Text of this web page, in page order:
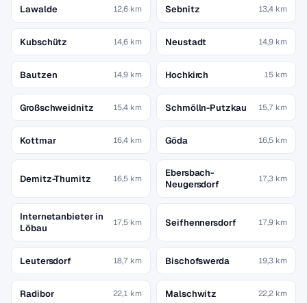
Lawalde 12,6 km Sebnitz 13,4 km
Kubschütz 14,6 km Neustadt 14,9 km
Bautzen 14,9 km Hochkirch 15 km
Großschweidnitz 15,4 km Schmölln-Putzkau 15,7 km
Kottmar 16,4 km Göda 16,5 km
Demitz-Thumitz 16,5 km
Ebersbach-
Neugersdorf
17,3 km
Internetanbieter in
Löbau
17,5 km Seifhennersdorf 17,9 km
Leutersdorf 18,7 km Bischofswerda 19,3 km
Radibor 22,1 km Malschwitz 22,2 km